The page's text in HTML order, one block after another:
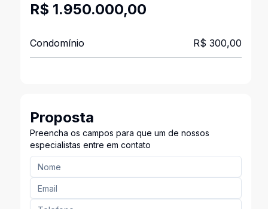
R$ 1.950.000,00
Condomínio R$ 300,00
Proposta
Preencha os campos para que um de nossos
especialistas entre em contato